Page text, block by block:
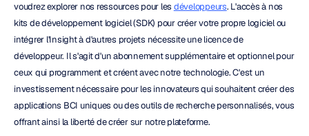
voudrez explorer nos ressources pour les développeurs. L'accès à nos
kits de développement logiciel (SDK) pour créer votre propre logiciel ou
intégrer l'Insight à d'autres projets nécessite une licence de
développeur. Il s'agit d'un abonnement supplémentaire et optionnel pour
ceux qui programment et créent avec notre technologie. C'est un
investissement nécessaire pour les innovateurs qui souhaitent créer des
applications BCI uniques ou des outils de recherche personnalisés, vous
offrant ainsi la liberté de créer sur notre plateforme.